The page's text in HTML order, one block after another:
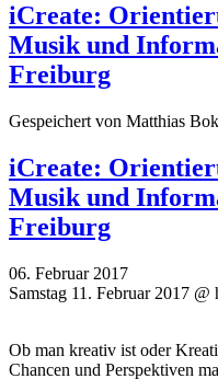
iCreate:
Musik und
Freiburg
Gespeichert von Matthias
iCreate:
Musik und
Freiburg
06. Februar 2017
Samstag 11. Februar 2017
Ob man kreativ ist oder
Chancen und Perspektiven